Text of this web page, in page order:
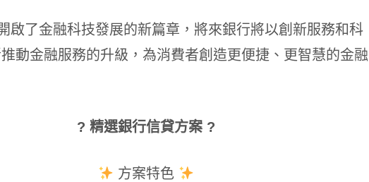
啟了金融科技發展的新篇章，將來銀行將以創新服務和科
動金融服務的升級，為消費者創造更便捷、更智慧的金融
? 精選銀行信貸方案 ?
方案特色